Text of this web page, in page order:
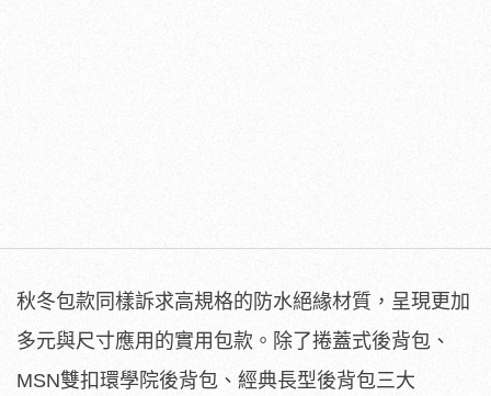
秋冬包款同樣訴求高規格的防水絕緣材質，呈現更加
多元與尺寸應用的實用包款。除了捲蓋式後背包、
MSN雙扣環學院後背包、經典長型後背包三大